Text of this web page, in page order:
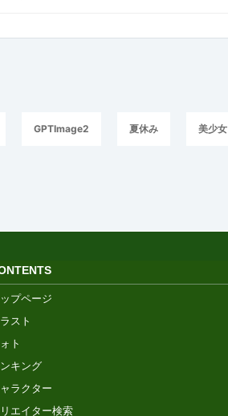
GPTImage2 夏休み 美少女
ップページ
スト
ト
キング
ラクター
エイター検索